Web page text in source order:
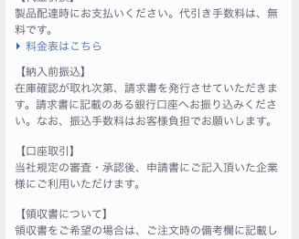
製品配達時にお支払いください。代引き手数料は、無
料です。
料金表はこちら
【納入前振込】
在庫確認が取れ次第、請求書を発行させていただきま
す。請求書に記載のある銀行口座へお振り込みくださ
い。なお、振込手数料はお客様負担でお願いします。
【口座取引】
当社規定の審査・承認後、申請書にご記入頂いた企業
様にご利用いただけます。
【領収書について】
領収書をご希望の場合は、ご注文時の備考欄に記載し